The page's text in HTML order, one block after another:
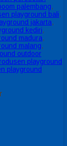
palembang,
playground bali,
jakarta,
kediri,
madura,
malang,
outdoor
playground
playground